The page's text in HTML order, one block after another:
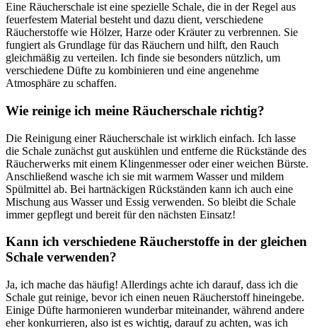
Eine Räucherschale ist eine spezielle Schale, die in der Regel aus
feuerfestem Material besteht und dazu dient, verschiedene
Räucherstoffe wie Hölzer, Harze oder Kräuter zu verbrennen. Sie
fungiert als Grundlage für das Räuchern und hilft, den Rauch
gleichmäßig zu verteilen. Ich finde sie besonders nützlich, um
verschiedene Düfte zu kombinieren und eine angenehme
Atmosphäre zu schaffen.
Wie reinige ich meine Räucherschale richtig?
Die Reinigung einer Räucherschale ist wirklich einfach. Ich lasse
die Schale zunächst gut auskühlen und entferne die Rückstände des
Räucherwerks mit einem Klingenmesser oder einer weichen Bürste.
Anschließend wasche ich sie mit warmem Wasser und mildem
Spülmittel ab. Bei hartnäckigen Rückständen kann ich auch eine
Mischung aus Wasser und Essig verwenden. So bleibt die Schale
immer gepflegt und bereit für den nächsten Einsatz!
Kann ich verschiedene Räucherstoffe in der gleichen
Schale verwenden?
Ja, ich mache das häufig! Allerdings achte ich darauf, dass ich die
Schale gut reinige, bevor ich einen neuen Räucherstoff hineingebe.
Einige Düfte harmonieren wunderbar miteinander, während andere
eher konkurrieren, also ist es wichtig, darauf zu achten, was ich